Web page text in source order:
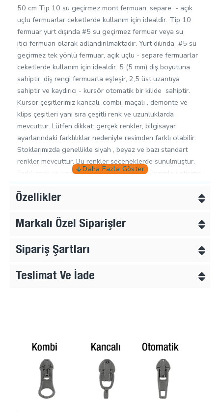
50 cm Tip 10 su geçirmez mont fermuarı, separe - açık
uçlu fermuarlar ceketlerde kullanım için idealdir. Tip 10
fermuar yurt dışında #5 su geçirmez fermuar veya su
itici fermuarı olarak adlandırılmaktadır. Yurt dılında #5 su
geçirmez tek yönlü fermuar, açık uçlu - separe fermuarlar
ceketlerde kullanım için idealdir. 5 (5 mm) diş boyutuna
sahiptir, diş rengi fermuarla eşleşir, 2,5 üst uzantıya
sahiptir ve kaydırıcı - kursör otomatik bir kilide sahiptir.
Kursör çeşitlerimiz kancalı, combi, maçalı , demonte ve
klips çeşitleri yanı sıra çeşitli renk ve uzunluklarda
mevcuttur. Lütfen dikkat: gerçek renkler, bilgisayar
ayarlarındaki farklılıklar nedeniyle resimden farklı olabilir.
Stoklarımızda genellikle siyah , beyaz ve bazı standart
renkler mevcuttur. Bu renkler seçeneklerde sunulmuştur.
Farklı renk ve uzunluk siparişleri için lütfen bizimle iletişime
Kursör Çeşitleri;
kataloğumuzdan beğendiği elciği kanca vasıtası ile
Demonte :Müşteri sonradan kendi markalı veya
kataloğumuzdan beğendiği elciği kursör üzerindeki
kapakçığı kaldırarak ekleyebilir. Bu kursörler diğer
kursörlere göre biraz daha maliyetlidir.
Maçalı Kursör :
Kancalı kursörden farklı olarak burada
kanca kısım elcik üzerinde bulunmaktadır. Müşteri kendi
markalaı veya logolu elciğini ekleyebilir.
Özellikler
Markalı Özel Siparişler
Sipariş Şartları
Teslimat Ve İade